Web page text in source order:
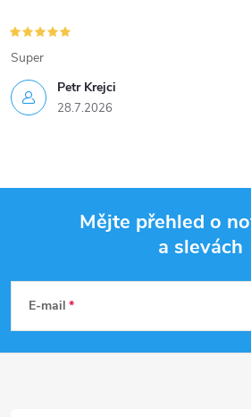
Petr Krejci
28.7.2026
Super
p
Mějte přehled o
a slevách
E-mail